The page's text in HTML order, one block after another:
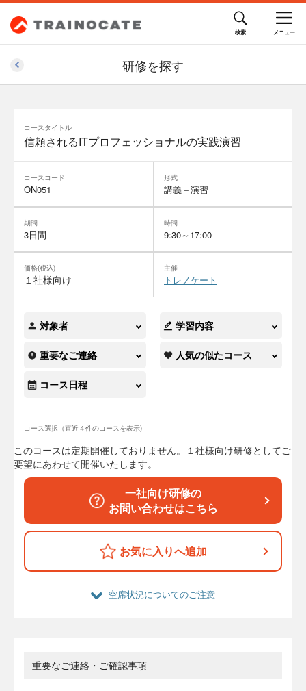
研修を探す
コースタイトル
信頼されるITプロフェッショナルの実践演習
コースコード
ON051
形式
講義＋演習
期間
3日間
時間
9:30～17:00
価格(税込)
１社様向け
主催
トレノケート
対象者 学習内容
重要なご連絡 人気の似たコース
コース日程
コース選択（直近４件のコースを表示)
このコースは定期開催しておりません。１社様向け研修としてご
要望にあわせて開催いたします。
一社向け研修の
お問い合わせはこちら
お気に入りへ追加
空席状況についてのご注意
重要なご連絡・ご確認事項